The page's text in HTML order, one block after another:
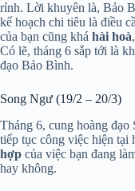
rỉnh. Lời khuyên là, Bảo
kế hoạch chi tiêu là điều
của bạn cũng khá hài hoà,
Có lẽ, tháng 6 sắp tới là
đạo Bảo Bình.
Song Ngư (19/2 – 20/3)
Tháng 6, cung hoàng
tiếp tục công việc hiện tại
hợp của việc bạn đang
hay không.